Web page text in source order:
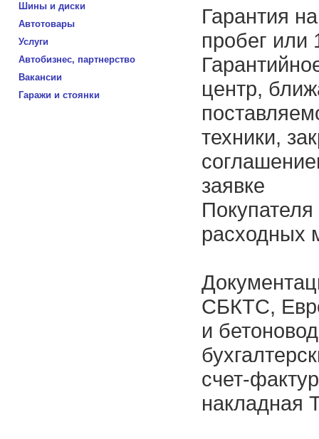
Шины и диски
Автотовары
Услуги
Автобизнес, партнерство
Вакансии
Гаражи и стоянки
Гарантия
пробег или
центр,
техники,
заявке
расходных
СБКТС,
и
счет-
накладная